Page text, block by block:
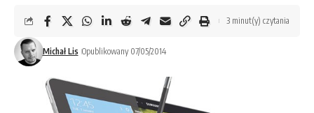
Michał Lis Opublikowany 07/05/2014
3 minut(y) czytania